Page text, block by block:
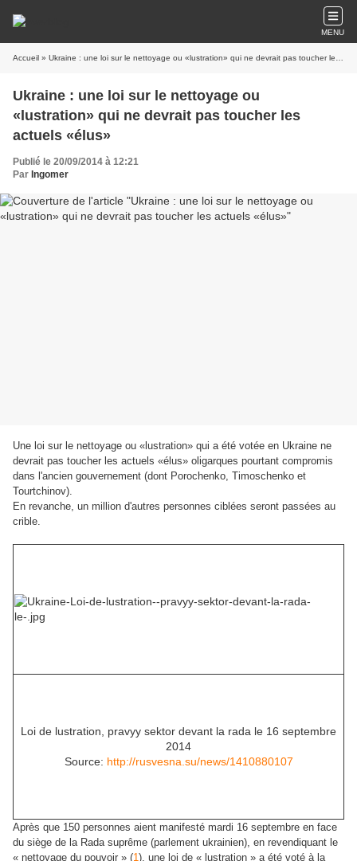
MENU
Accueil » Ukraine : une loi sur le nettoyage ou «lustration» qui ne devrait pas toucher les actuels «élus»
Ukraine : une loi sur le nettoyage ou
«lustration» qui ne devrait pas toucher les
actuels «élus»
Publié le 20/09/2014 à 12:21
Par Ingomer
Une loi sur le nettoyage ou «lustration» qui a été votée en Ukraine ne
devrait pas toucher les actuels «élus» oligarques pourtant compromis
dans l'ancien gouvernement (dont Porochenko, Timoschenko et
Tourtchinov).
En revanche, un million d'autres personnes ciblées seront passées au
crible.
Loi de lustration, pravyy sektor devant la rada le 16 septembre
2014
Source: http://rusvesna.su/news/1410880107
Après que 150 personnes aient manifesté mardi 16 septembre en face
du siège de la Rada suprême (parlement ukrainien), en revendiquant le
« nettoyage du pouvoir » (1), une loi de « lustration » a été voté à la